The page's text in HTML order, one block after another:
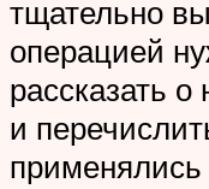
тщательно
операцией
рассказать
и